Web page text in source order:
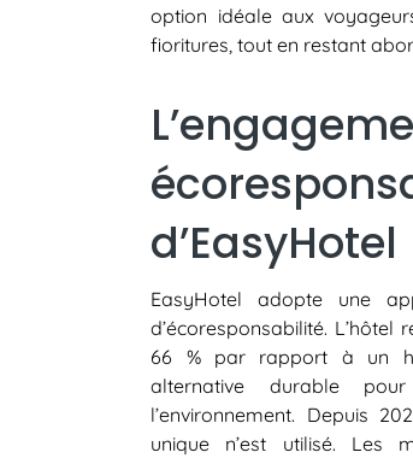
option idéale aux
fioritures, tout en restant
d’EasyHotel
EasyHotel adopte une
d’écoresponsabilité.
66 % par rapport à un
alternative durable
l’environnement. Depuis
unique n’est utilisé. Les